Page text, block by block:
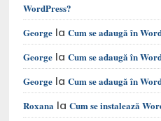
WordPress?
George laCum se adaugă în
George laCum se adaugă în
George laCum se adaugă în
Roxana laCum se instalează